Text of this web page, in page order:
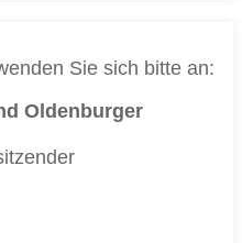
Sie sich bitte an:
Oldenburger